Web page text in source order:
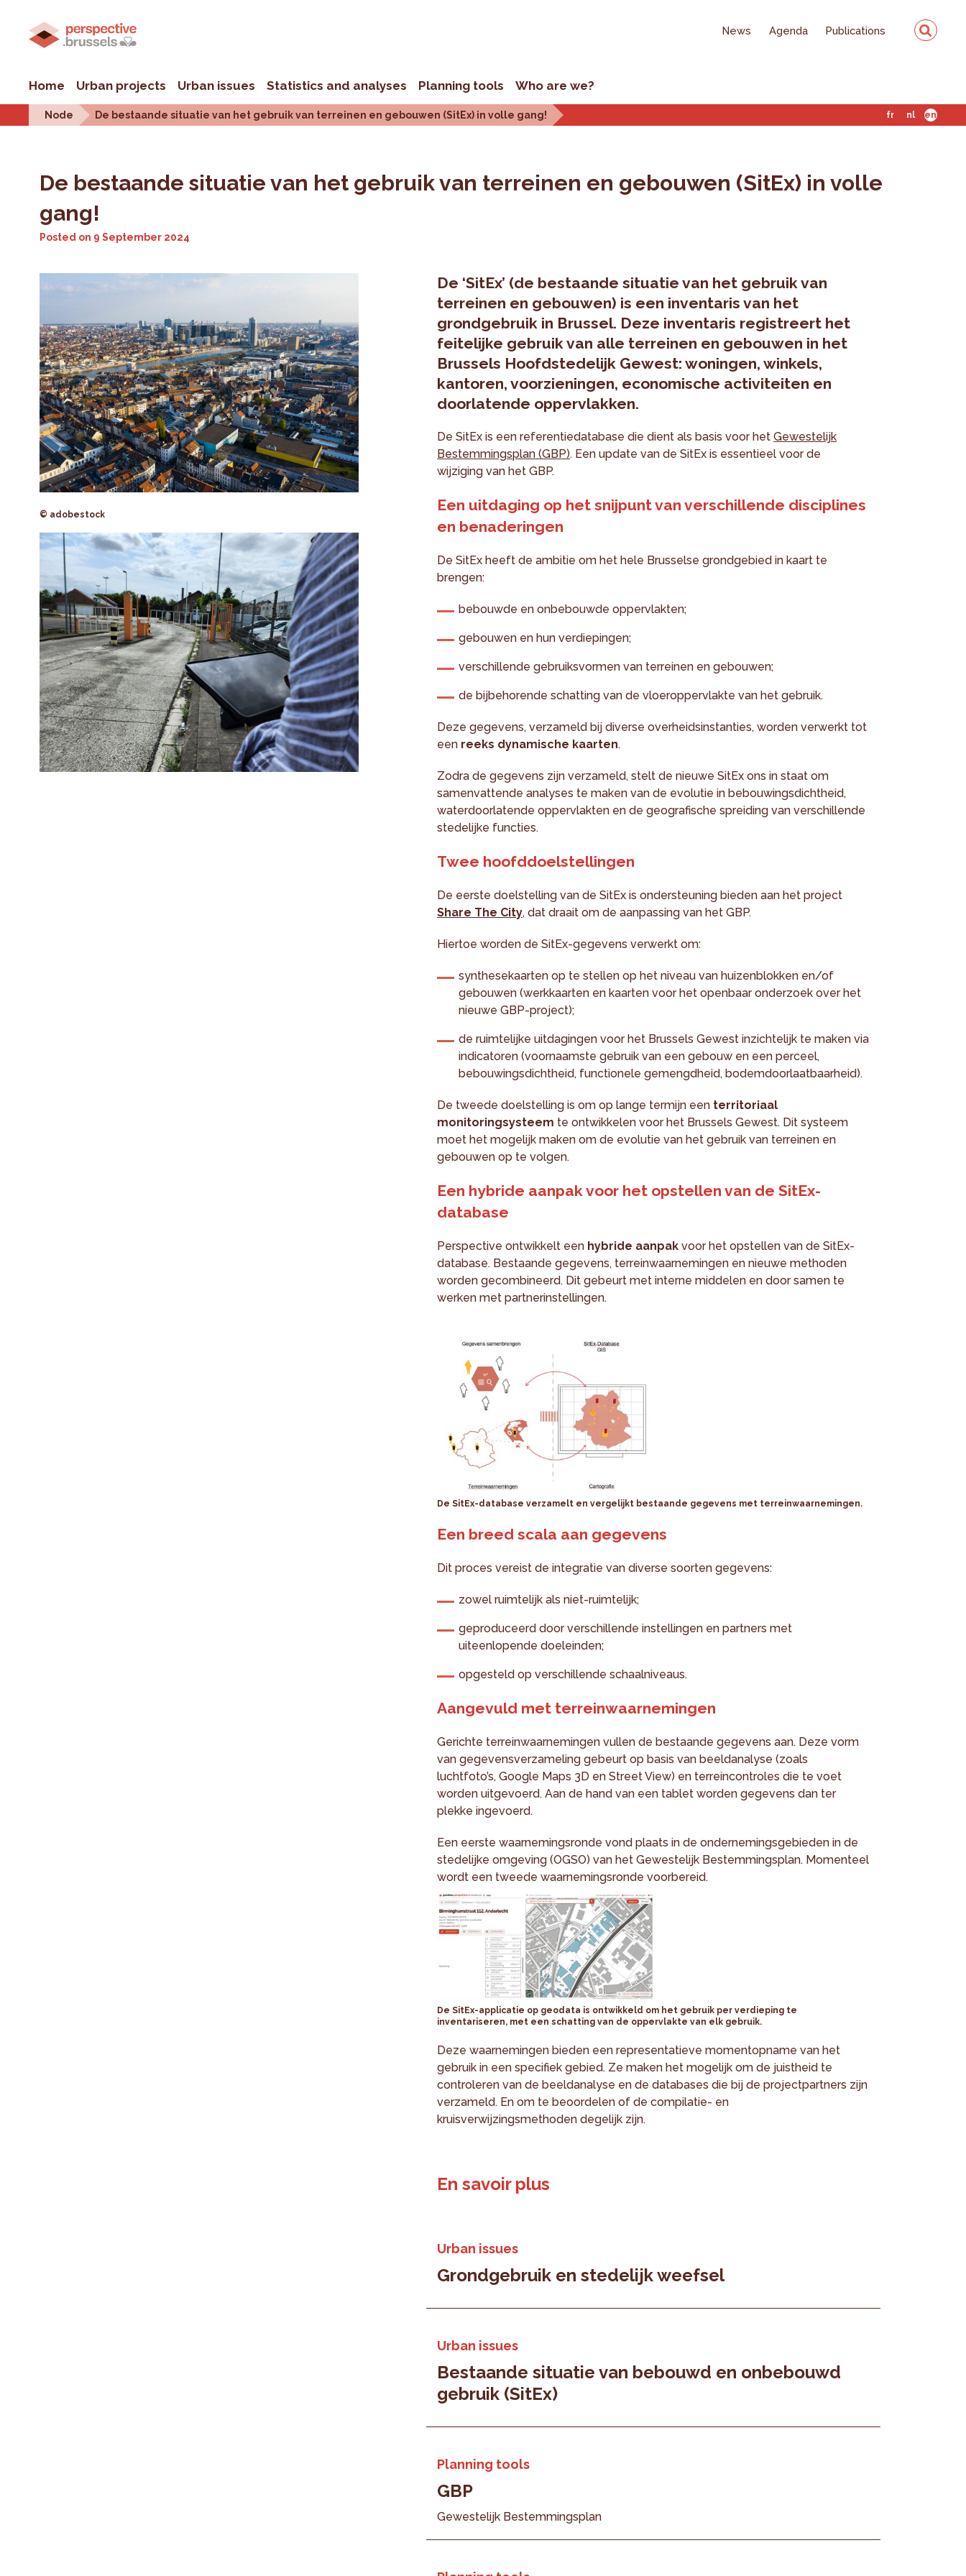
News Agenda Publications
Home Urban projects Urban issues Statistics and analyses Planning tools Who are we?
Node De bestaande situatie van het gebruik van terreinen en gebouwen (SitEx) in volle gang! fr nl en
De bestaande situatie van het gebruik van terreinen en gebouwen (SitEx) in volle
gang!
Posted on 9 September 2024
© adobestock
De ‘SitEx’ (de bestaande situatie van het gebruik van
terreinen en gebouwen) is een inventaris van het
grondgebruik in Brussel. Deze inventaris registreert het
feitelijke gebruik van alle terreinen en gebouwen in het
Brussels Hoofdstedelijk Gewest: woningen, winkels,
kantoren, voorzieningen, economische activiteiten en
doorlatende oppervlakken.
De SitEx is een referentiedatabase die dient als basis voor hetGewestelijk
Bestemmingsplan (GBP). Een update van de SitEx is essentieel voor de
wijziging van het GBP.
Een uitdaging op het snijpunt van verschillende disciplines
en benaderingen
De SitEx heeft de ambitie om het hele Brusselse grondgebied in kaart te
brengen:
bebouwde en onbebouwde oppervlakten;
gebouwen en hun verdiepingen;
verschillende gebruiksvormen van terreinen en gebouwen;
de bijbehorende schatting van de vloeroppervlakte van het gebruik.
Deze gegevens, verzameld bij diverse overheidsinstanties, worden verwerkt tot
een reeks dynamische kaarten.
Zodra de gegevens zijn verzameld, stelt de nieuwe SitEx ons in staat om
samenvattende analyses te maken van de evolutie in bebouwingsdichtheid,
waterdoorlatende oppervlakten en de geografische spreiding van verschillende
stedelijke functies.
Twee hoofddoelstellingen
De eerste doelstelling van de SitEx is ondersteuning bieden aan het project
Share The City, dat draait om de aanpassing van het GBP.
Hiertoe worden de SitEx-gegevens verwerkt om:
synthesekaarten op te stellen op het niveau van huizenblokken en/of
gebouwen (werkkaarten en kaarten voor het openbaar onderzoek over het
nieuwe GBP-project);
de ruimtelijke uitdagingen voor het Brussels Gewest inzichtelijk te maken via
indicatoren (voornaamste gebruik van een gebouw en een perceel,
bebouwingsdichtheid, functionele gemengdheid, bodemdoorlaatbaarheid).
De tweede doelstelling is om op lange termijn een territoriaal
monitoringsysteem te ontwikkelen voor het Brussels Gewest. Dit systeem
moet het mogelijk maken om de evolutie van het gebruik van terreinen en
gebouwen op te volgen.
Een hybride aanpak voor het opstellen van de SitEx-
database
Perspective ontwikkelt een hybride aanpak voor het opstellen van de SitEx-
database. Bestaande gegevens, terreinwaarnemingen en nieuwe methoden
worden gecombineerd. Dit gebeurt met interne middelen en door samen te
werken met partnerinstellingen.
De SitEx-database verzamelt en vergelijkt bestaande gegevens met terreinwaarnemingen.
Een breed scala aan gegevens
Dit proces vereist de integratie van diverse soorten gegevens:
zowel ruimtelijk als niet-ruimtelijk;
geproduceerd door verschillende instellingen en partners met
uiteenlopende doeleinden;
opgesteld op verschillende schaalniveaus.
Aangevuld met terreinwaarnemingen
Gerichte terreinwaarnemingen vullen de bestaande gegevens aan. Deze vorm
van gegevensverzameling gebeurt op basis van beeldanalyse (zoals
luchtfoto’s, Google Maps 3D en Street View) en terreincontroles die te voet
worden uitgevoerd. Aan de hand van een tablet worden gegevens dan ter
plekke ingevoerd.
Een eerste waarnemingsronde vond plaats in de ondernemingsgebieden in de
stedelijke omgeving (OGSO) van het Gewestelijk Bestemmingsplan. Momenteel
wordt een tweede waarnemingsronde voorbereid.
De SitEx-applicatie op geodata is ontwikkeld om het gebruik per verdieping te
inventariseren, met een schatting van de oppervlakte van elk gebruik.
Deze waarnemingen bieden een representatieve momentopname van het
gebruik in een specifiek gebied. Ze maken het mogelijk om de juistheid te
controleren van de beeldanalyse en de databases die bij de projectpartners zijn
verzameld. En om te beoordelen of de compilatie- en
kruisverwijzingsmethoden degelijk zijn.
En savoir plus
Urban issues
Grondgebruik en stedelijk weefsel
Urban issues
Bestaande situatie van bebouwd en onbebouwd
gebruik (SitEx)
Planning tools
GBP
Gewestelijk Bestemmingsplan